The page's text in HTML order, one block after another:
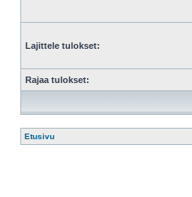
Lajittele tulokset:
Rajaa tulokset:
Etusivu